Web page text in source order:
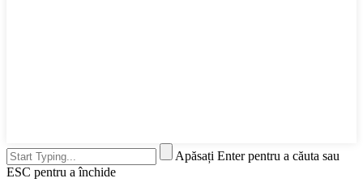
Apăsați Enter pentru a căuta sau
ESC pentru a închide